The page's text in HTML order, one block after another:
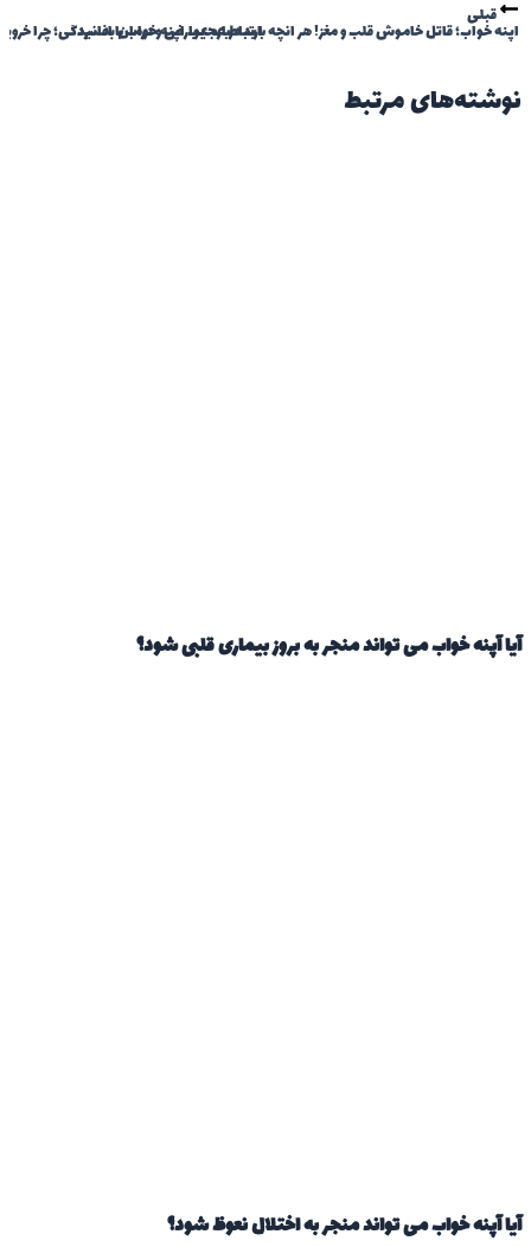
قبلی
آپنه خواب؛ قاتل خاموش قلب و مغز! هر آنچه باید درباره عوارض و درمان بدانید
ارتباط عجیب آپنه خواب با افسردگی؛ چرا
نوشته‌های مرتبط
آیا آپنه خواب می تواند منجر به بروز بیماری قلبی شود؟
آیا آپنه خواب می تواند منجر به اختلال نعوظ شود؟